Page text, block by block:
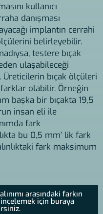
kullanıcı
danışması
implantın cerrahi
belirleyebilir.
testere bıçak
ulaşabileceği
bıçak ölçüleri
olabilir. Örneğin
başka bir bıçakta 19,5
insan eli ile
fark
bu 0,5 mm’ lik fark
fark maksimum
arasındaki farkın
için buraya